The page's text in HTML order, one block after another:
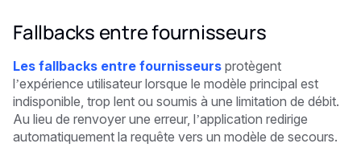
Fallbacks entre fournisseurs
Les fallbacks entre fournisseurs protègent
l’expérience utilisateur lorsque le modèle principal est
indisponible, trop lent ou soumis à une limitation de débit.
Au lieu de renvoyer une erreur, l’application redirige
automatiquement la requête vers un modèle de secours.